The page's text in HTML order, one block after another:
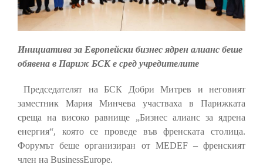
Инициатива за Европейски бизнес ядрен алианс беше
обявена в Париж БСК е сред учредителите
Председателят на БСК Добри Митрев и неговият
заместник Мария Минчева участваха в Парижката
среща на високо равнище „Бизнес алианс за ядрена
енергия“, която се проведе във френската столица.
Форумът беше организиран от MEDEF – френският
член на BusinessEurope.